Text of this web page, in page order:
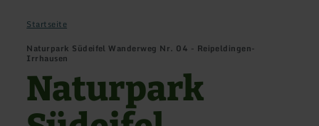
Startseite
Naturpark Südeifel Wanderweg Nr. 04 - Reipeldingen-
Irrhausen
Naturpark